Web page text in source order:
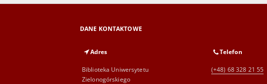
DANE KONTAKTOWE
Adres
Biblioteka Uniwersytetu
Zielonogórskiego
Telefon
(+48) 68 328 21 55